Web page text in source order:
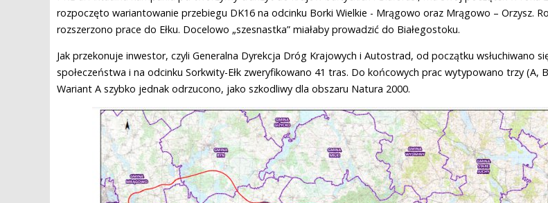
rozpoczęto wariantowanie przebiegu DK16 na odcinku Borki Wielkie - Mrągowo oraz Mrągowo – Orzysz.
rozszerzono prace do Ełku. Docelowo „szesnastka” miałaby prowadzić do Białegostoku.
Jak przekonuje inwestor, czyli Generalna Dyrekcja Dróg Krajowych i Autostrad, od początku wsłuchiwano
społeczeństwa i na odcinku Sorkwity-Ełk zweryfikowano 41 tras. Do końcowych prac wytypowano trzy (A,
Wariant A szybko jednak odrzucono, jako szkodliwy dla obszaru Natura 2000.